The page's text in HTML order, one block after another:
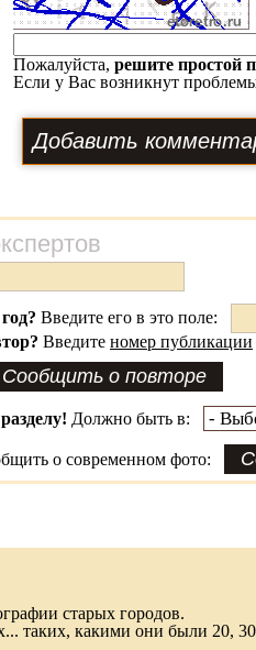
Пожалуйста, решите простой
Если у Вас возникнут
Введите его в это поле:
Введите номер публикации
Должно быть в:
о современном фото:
старых городов.
таких, какими они были 20,